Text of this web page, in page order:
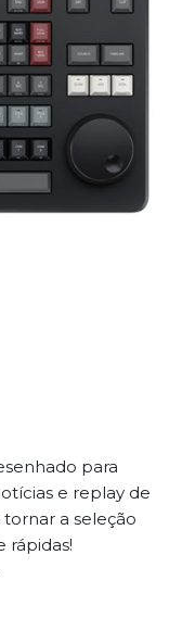
para
e replay de
a seleção
rápidas!